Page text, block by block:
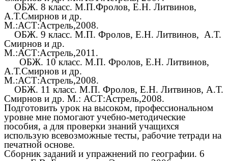
ОБЖ. 8 класс. М.П.Фролов, Е.Н. Литвинов,
А.Т.Смирнов и др.
М.:АСТ:Астрель,2008.
ОБЖ. 9 класс. М.П. Фролов, Е.Н. Литвинов, А.Т.
Смирнов и др.
М.:АСТ:Астрель,2011.
ОБЖ. 10 класс. М.П. Фролов, Е.Н. Литвинов,
А.Т.Смирнов и др.
М.:АСТ:Астрель,2008.
ОБЖ. 11 класс. М.П. Фролов, Е.Н. Литвинов, А.Т.
Смирнов и др. М.: АСТ:Астрель,2008.
Подготовить урок на высоком, профессиональном
уровне мне помогают учебно-методические
пособия, а для проверки знаний учащихся
использую всевозможные тесты, рабочие тетради на
печатной основе.
Сборник заданий и упражнений по географии. 6